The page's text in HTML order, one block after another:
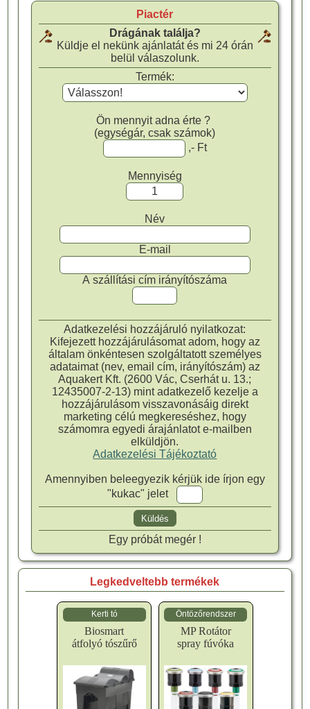
Piactér
Drágának találja?
Küldje el nekünk ajánlatát és mi 24 órán
belül válaszolunk.
Termék:
Ön mennyit adna érte ?
(egységár, csak számok)
,- Ft
Mennyiség
Név
E-mail
A szállítási cím irányítószáma
Adatkezelési hozzájáruló nyilatkozat:
Kifejezett hozzájárulásomat adom, hogy az
általam önkéntesen szolgáltatott személyes
adataimat (nev, email cím, irányítószám) az
Aquakert Kft. (2600 Vác, Cserhát u. 13.;
12435007-2-13) mint adatkezelő kezelje a
hozzájárulásom visszavonásáig direkt
marketing célú megkereséshez, hogy
számomra egyedi árajánlatot e-mailben
elküldjön.
Adatkezelési Tájékoztató
Amennyiben beleegyezik kérjük ide írjon egy
"kukac" jelet
Egy próbát megér !
Legkedveltebb termékek
Kerti tó
Biosmart
átfolyó tószűrő
Öntözőrendszer
MP Rotátor
spray fúvóka